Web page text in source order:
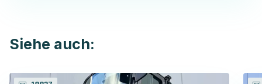
Siehe auch: